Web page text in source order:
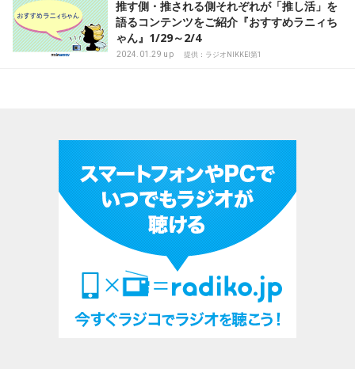
推す側・推される側それぞれが「推し活」を
語るコンテンツをご紹介『おすすめラニィち
ゃん』1/29～2/4
2024.01.29 up 提供：ラジオNIKKEI第1